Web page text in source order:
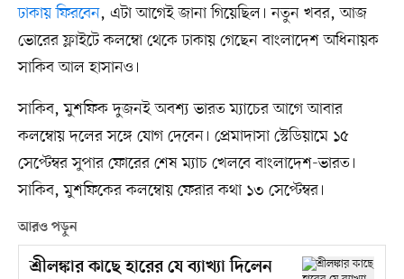
ঢাকায় ফিরবেন, এটা আগেই জানা গিয়েছিল। নতুন খবর, আজ
ভোরের ফ্লাইটে কলম্বো থেকে ঢাকায় গেছেন বাংলাদেশ অধিনায়ক
সাকিব আল হাসানও।
সাকিব, মুশফিক দুজনই অবশ্য ভারত ম্যাচের আগে আবার
কলম্বোয় দলের সঙ্গে যোগ দেবেন। প্রেমাদাসা স্টেডিয়ামে ১৫
সেপ্টেম্বর সুপার ফোরের শেষ ম্যাচ খেলবে বাংলাদেশ-ভারত।
সাকিব, মুশফিকের কলম্বোয় ফেরার কথা ১৩ সেপ্টেম্বর।
আরও পড়ুন
শ্রীলঙ্কার কাছে হারের যে ব্যাখ্যা দিলেন